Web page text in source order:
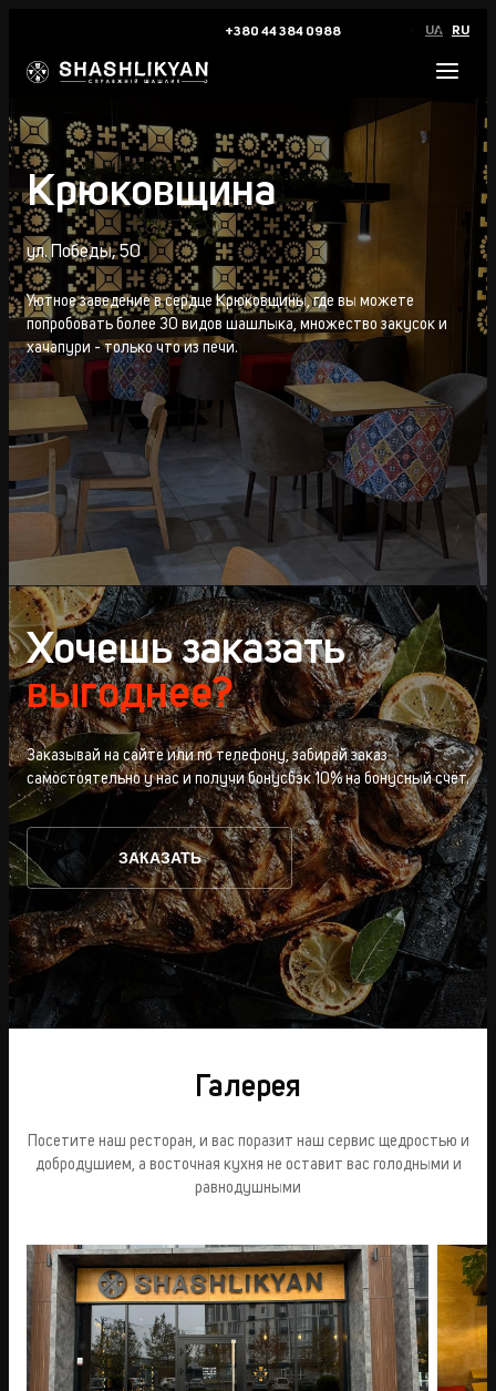
+380 44 384 0988 UA RU
Крюковщина
ул. Победы, 50
Уютное заведение в сердце Крюковщины, где вы можете
попробовать более 30 видов шашлыка, множество закусок и
хачапури - только что из печи.
Хочешь заказать
выгоднее?
Заказывай на сайте или по телефону, забирай заказ
самостоятельно у нас и получи бонусбэк 10% на бонусный счёт.
ЗАКАЗАТЬ
Галерея
Посетите наш ресторан, и вас поразит наш сервис щедростью и
добродушием, а восточная кухня не оставит вас голодными и
равнодушными